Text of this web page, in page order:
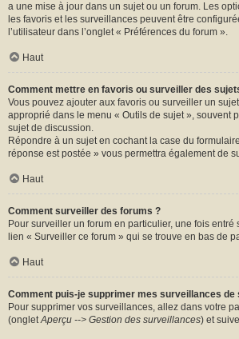
a une mise à jour dans un sujet ou un forum. Les
les favoris et les surveillances peuvent être
l’utilisateur dans l’onglet « Préférences du forum ».
Haut
Comment mettre en favoris ou surveiller des
Vous pouvez ajouter aux favoris ou surveiller un
approprié dans le menu « Outils de sujet », souvent
sujet de discussion.
Répondre à un sujet en cochant la case du
réponse est postée » vous permettra également de
Haut
Comment surveiller des forums ?
Pour surveiller un forum en particulier, une fois entré
lien « Surveiller ce forum » qui se trouve en bas de
Haut
Comment puis-je supprimer mes surveillances de
Pour supprimer vos surveillances, allez dans votre
(ongletAperçu --> Gestion des surveillances) et